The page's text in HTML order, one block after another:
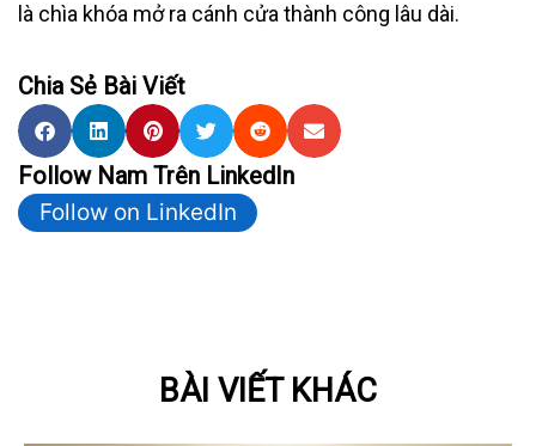
là chìa khóa mở ra cánh cửa thành công lâu dài.
Chia Sẻ Bài Viết
Follow Nam Trên LinkedIn
Follow on LinkedIn
BÀI VIẾT KHÁC